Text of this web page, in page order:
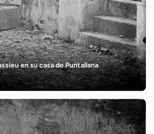
en su casa de Puntallana